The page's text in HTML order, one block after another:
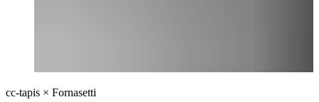
cc-tapis × Fornasetti